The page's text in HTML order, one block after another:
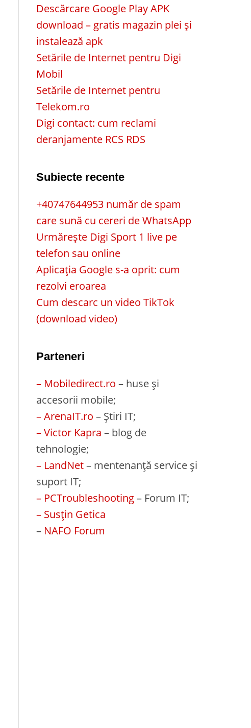
Descărcare Google Play APK
download – gratis magazin plei și
instalează apk
Setările de Internet pentru Digi
Mobil
Setările de Internet pentru
Telekom.ro
Digi contact: cum reclami
deranjamente RCS RDS
Subiecte recente
+40747644953 număr de spam
care sună cu cereri de WhatsApp
Urmărește Digi Sport 1 live pe
telefon sau online
Aplicația Google s-a oprit: cum
rezolvi eroarea
Cum descarc un video TikTok
(download video)
Parteneri
– Mobiledirect.ro – huse și
accesorii mobile;
– ArenaIT.ro – Știri IT;
– Victor Kapra – blog de
tehnologie;
– LandNet– mentenanță service și
suport IT;
– PCTroubleshooting– Forum IT;
– Susțin Getica
– NAFO Forum